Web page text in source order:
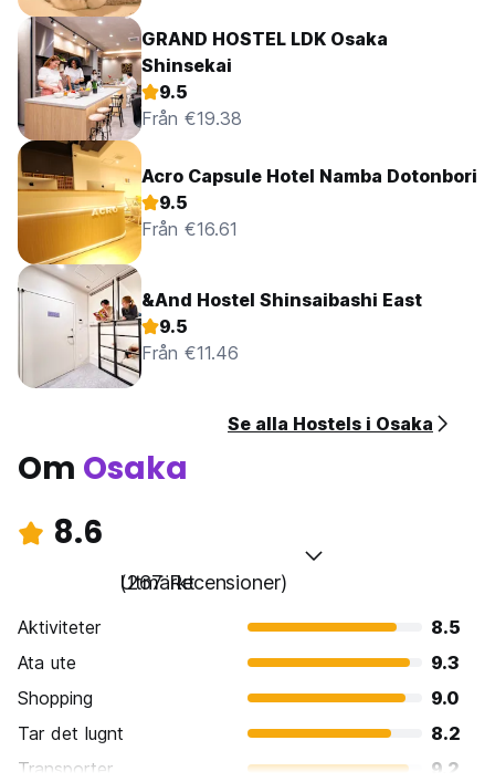
GRAND HOSTEL LDK Osaka
Shinsekai
9.5
Från €19.38
Acro Capsule Hotel Namba Dotonbori
9.5
Från €16.61
&And Hostel Shinsaibashi East
9.5
Från €11.46
Se alla Hostels i Osaka
Om Osaka
8.6
Utmärkt
(267 Recensioner)
Aktiviteter
8.5
Ata ute
9.3
Shopping
9.0
Tar det lugnt
8.2
Transporter
9.2